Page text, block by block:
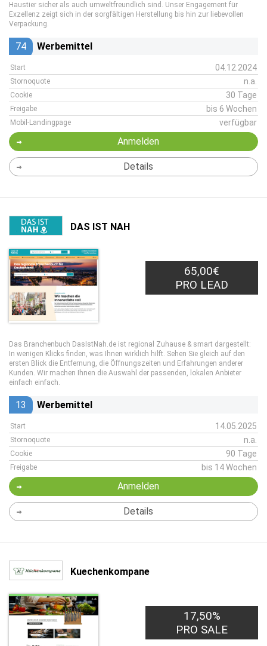
Haustier sicher als auch umweltfreundlich sind. Unser Engagement für
Exzellenz zeigt sich in der sorgfältigen Herstellung bis hin zur liebevollen
Verpackung.
74 Werbemittel
Start 04.12.2024
Stornoquote n.a.
Cookie 30 Tage
Freigabe bis 6 Wochen
Mobil-Landingpage verfügbar
Anmelden
Details
DAS IST NAH
65,00€
PRO LEAD
Das Branchenbuch DasIstNah.de ist regional Zuhause & smart dargestellt:
In wenigen Klicks finden, was Ihnen wirklich hilft. Sehen Sie gleich auf den
ersten Blick die Entfernung, die Öffnungszeiten und Erfahrungen anderer
Kunden. Wir machen Ihnen die Auswahl der passenden, lokalen Anbieter
einfach einfach.
13 Werbemittel
Start 14.05.2025
Stornoquote n.a.
Cookie 90 Tage
Freigabe bis 14 Wochen
Anmelden
Details
Kuechenkompane
17,50%
PRO SALE